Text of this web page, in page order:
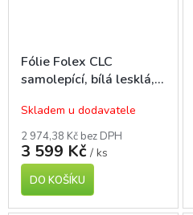
Fólie Folex CLC
samolepící, bílá lesklá,
ks
Skladem u dodavatele
2 974,38 Kč bez DPH
3 599 Kč / ks
DO KOŠÍKU